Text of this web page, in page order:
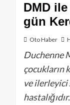
DMD
gün
Oto Haber
Duchenne
çocukların
ve ilerleyici